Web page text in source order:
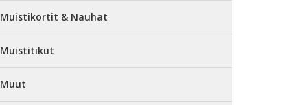
Muistikortit & Nauhat
Muistitikut
Muut